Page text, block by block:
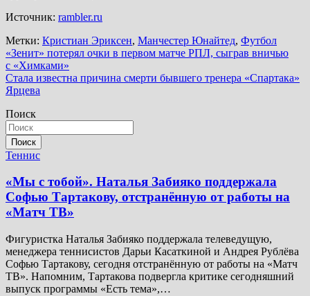
Источник: rambler.ru
Метки: Кристиан Эриксен, Манчестер Юнайтед, Футбол
Навигация
по
записям
«Зенит» потерял очки в первом матче РПЛ, сыграв вничью
с «Химками»
Стала известна причина смерти бывшего тренера «Спартака»
Ярцева
Поиск
Поиск
Теннис
«Мы с тобой». Наталья Забияко поддержала
Софью Тартакову, отстранённую от работы на
«Матч ТВ»
Фигуристка Наталья Забияко поддержала телеведущую,
менеджера теннисистов Дарьи Касаткиной и Андрея Рублёва
Софью Тартакову, сегодня отстранённую от работы на «Матч
ТВ». Напомним, Тартакова подвергла критике сегодняшний
выпуск программы «Есть тема»,…